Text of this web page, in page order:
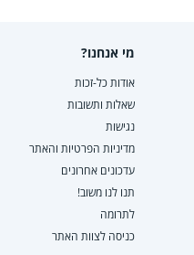
מי אנחנו?
אודות כל-זכות
שאלות ותשובות
נגישות
מדיניות הפרטיות והאתר
עדכונים אחרונים
תנו לנו משוב!
לתרומה
כניסה לצוות האתר